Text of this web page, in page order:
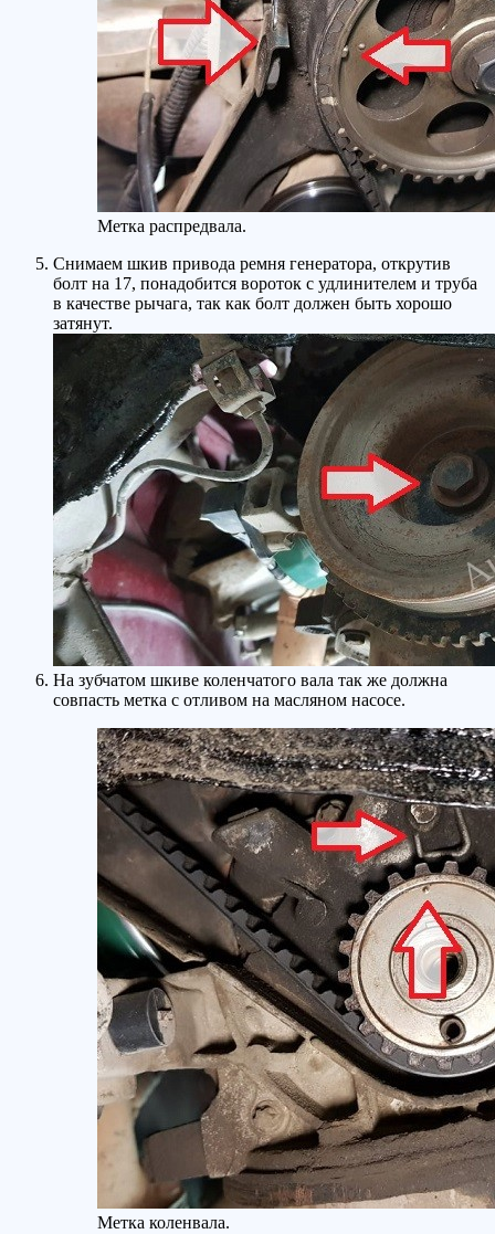
Метка распредвала.
Снимаем шкив привода ремня генератора, открутив
болт на 17, понадобится вороток с удлинителем и труба
в качестве рычага, так как болт должен быть хорошо
затянут.
На зубчатом шкиве коленчатого вала так же должна
совпасть метка с отливом на масляном насосе.
Метка коленвала.